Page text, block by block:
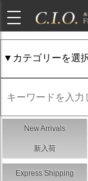
toggle
navigation
New Arrivals
新入荷
Express Shipping